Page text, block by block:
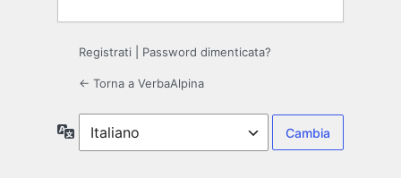
Registrati Password dimenticata?
← Torna a VerbaAlpina
Lingua